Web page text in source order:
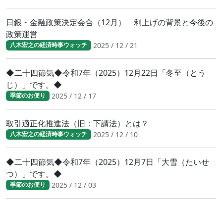
日銀・金融政策決定会合（12月） 利上げの背景と今後の
政策運営
八木宏之の経済時事ウォッチ 2025 / 12 / 21
◆二十四節気◆令和7年（2025）12月22日「冬至（とう
じ）」です。◆
季節のお便り 2025 / 12 / 17
取引適正化推進法（旧：下請法）とは？
八木宏之の経済時事ウォッチ 2025 / 12 / 10
◆二十四節気◆令和7年（2025）12月7日「大雪（たいせ
つ）」です。◆
季節のお便り 2025 / 12 / 03